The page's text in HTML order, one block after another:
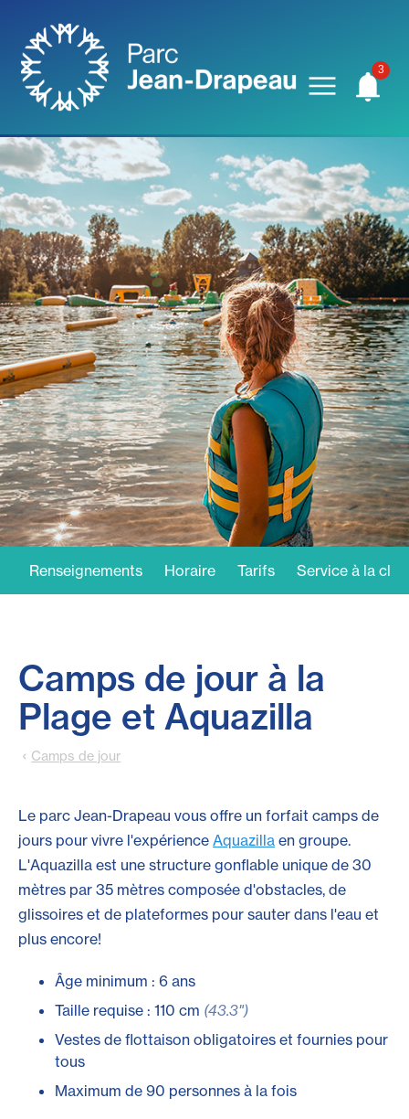
Renseignements Horaire Tarifs Service à la
Camps de jour à la
Plage et Aquazilla
Camps de jour
Le parc Jean-Drapeau vous offre un forfait camps de
jours pour vivre l'expérience Aquazilla en groupe.
L'Aquazilla est une structure gonflable unique de 30
mètres par 35 mètres composée d'obstacles, de
glissoires et de plateformes pour sauter dans l'eau et
plus encore!
Âge minimum : 6 ans
Taille requise : 110 cm (43.3")
Vestes de flottaison obligatoires et fournies pour
tous
Maximum de 90 personnes à la fois